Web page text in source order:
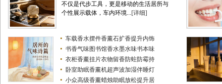
不仅是代步工具，更是移动的生活居所与
个性展示载体，车内环境...[详细]
车载香水摆件香薰石扩香提升内饰
书香气味图书馆香水墨水味书本味
衣柜香薰挂片衣物留香防蛀防霉持
卧室助眠香薰机超声波加湿伴睡灯
小众高级香薰蜡烛助眠放松提升居